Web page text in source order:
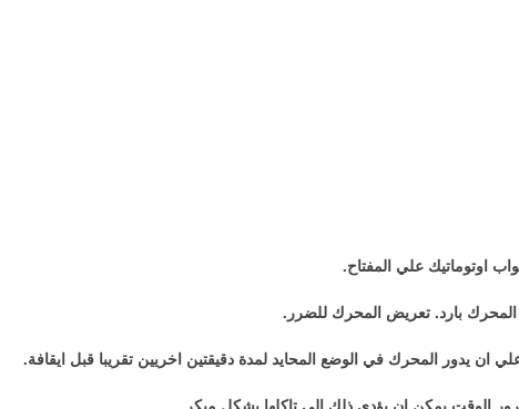
اوتوماتيك علي المفتاح.
بارد. تعريض المحرك للضرر.
المحرك في الوضع المحايد لمدة دقيقتين اخريين تقريبا قبل ايقافة.
الوقت يمكن ان يؤدي ذلك الي تاكلها بشكل مبكر.